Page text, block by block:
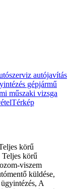
autójavítás
gépjármű
műszaki vizsga
Térkép
körű
Teljes körű
viszem
küldése,
A